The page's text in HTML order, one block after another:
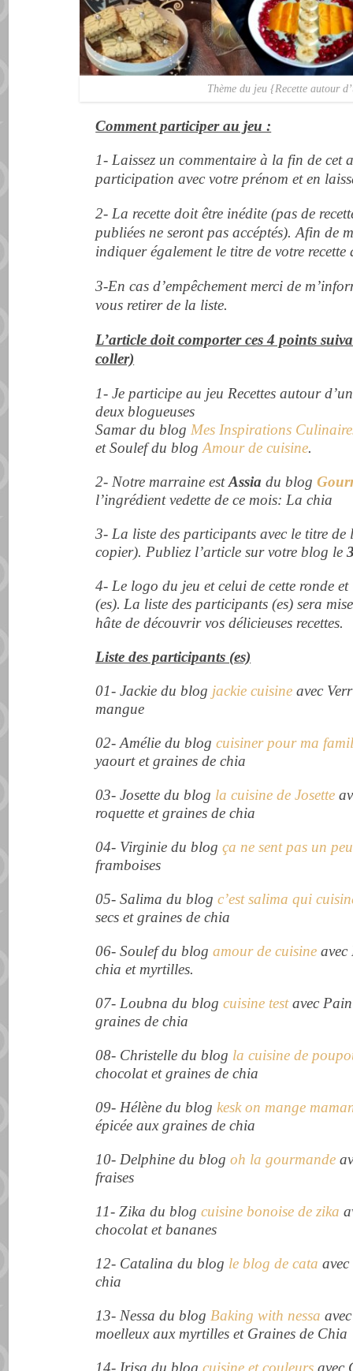
Thème du jeu {Recette autour
Comment participer au jeu :
1- Laissez un commentaire à la fin de cet
participationavec votre prénom et en
2- La recette doit être inédite(pas de
publiées ne seront pas accéptés). Afin de
indiquer également le titre de votre
3-En cas d’empêchement merci de
vous retirer de la liste.
L’article doit comporter ces 4 points
coller)
1- Je participe au jeu Recettes autour
deux blogueuses
Samar du blogMes Inspirations
et Soulef du blogAmour de cuisine.
2- Notre marraine estAssia du blog
l’ingrédient vedette de ce mois: La chia
3- La liste des participants avec le titre de
copier). Publiez l’article sur votre blog le
4- Le logo du jeu et celui de cette ronde
(es). La liste des participants (es) sera
hâte de découvrir vos délicieuses recettes.
Liste des participants (es)
01- Jackie du blog jackie cuisine avec
mangue
02- Amélie du blogcuisiner pour ma
yaourt et graines de chia
03- Josette du blog la cuisine de Josette
roquette et graines de chia
04- Virginie du blogça ne sent pas un
framboises
05- Salima du blogc’est salima qui
secs et graines de chia
06- Soulef du blogamour de cuisine avec
chia et myrtilles.
07- Loubna du blogcuisine testavec
graines de chia
08- Christelle du blog la cuisine de
chocolat et graines de chia
09- Hélène du blogkesk on mange
épicée aux graines de chia
10- Delphine du blogoh la gourmande
fraises
11- Zika du blogcuisine bonoise de zika
chocolat et bananes
12- Catalina du blog le blog de cata
chia
13- Nessa du blogBaking with nessa
moelleux aux myrtilles et Graines de Chia